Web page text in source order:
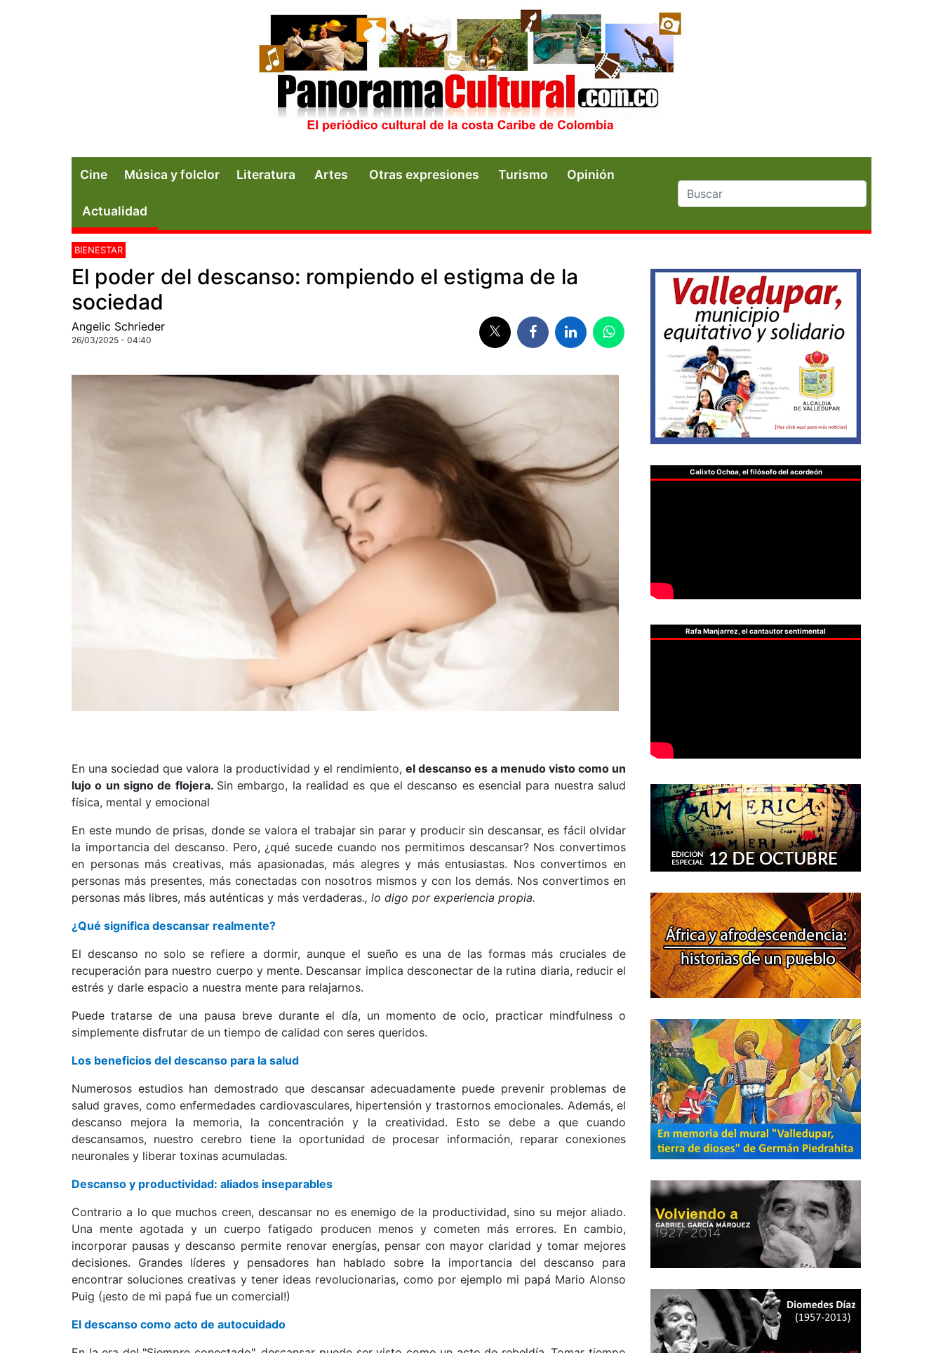
Cine Música y folclor Literatura Artes Otras expresiones Turismo Opinión
Actualidad
BIENESTAR
El poder del descanso: rompiendo el estigma de la
sociedad
Angelic Schrieder
26/03/2025 - 04:40
En una sociedad que valora la productividad y el rendimiento,el descanso es a menudo visto como un
lujo o un signo de flojera. Sin embargo, la realidad es que el descanso es esencial para nuestra salud
física, mental y emocional
En este mundo de prisas, donde se valora el trabajar sin parar y producir sin descansar, es fácil olvidar
la importancia del descanso. Pero, ¿qué sucede cuando nos permitimos descansar? Nos convertimos
en personas más creativas, más apasionadas, más alegres y más entusiastas. Nos convertimos en
personas más presentes, más conectadas con nosotros mismos y con los demás. Nos convertimos en
personas más libres, más auténticas y más verdaderas., lo digo por experiencia propia.
¿Qué significa descansar realmente?
El descanso no solo se refiere a dormir, aunque el sueño es una de las formas más cruciales de
recuperación para nuestro cuerpo y mente. Descansar implica desconectar de la rutina diaria, reducir el
estrés y darle espacio a nuestra mente para relajarnos.
Puede tratarse de una pausa breve durante el día, un momento de ocio, practicar mindfulness o
simplemente disfrutar de un tiempo de calidad con seres queridos.
Los beneficios del descanso para la salud
Numerosos estudios han demostrado que descansar adecuadamente puede prevenir problemas de
salud graves, como enfermedades cardiovasculares, hipertensión y trastornos emocionales. Además, el
descanso mejora la memoria, la concentración y la creatividad. Esto se debe a que cuando
descansamos, nuestro cerebro tiene la oportunidad de procesar información, reparar conexiones
neuronales y liberar toxinas acumuladas.
Descanso y productividad: aliados inseparables
Contrario a lo que muchos creen, descansar no es enemigo de la productividad, sino su mejor aliado.
Una mente agotada y un cuerpo fatigado producen menos y cometen más errores. En cambio,
incorporar pausas y descanso permite renovar energías, pensar con mayor claridad y tomar mejores
decisiones. Grandes líderes y pensadores han hablado sobre la importancia del descanso para
encontrar soluciones creativas y tener ideas revolucionarias, como por ejemplo mi papá Mario Alonso
Puig (¡esto de mi papá fue un comercial!)
El descanso como acto de autocuidado
Calixto Ochoa, el filósofo del acordeón
Rafa Manjarrez, el cantautor sentimental